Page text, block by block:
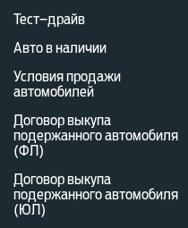
Тест–драйв
Авто в наличии
Условия продажи
автомобилей
Договор выкупа
подержанного автомобиля
(ФЛ)
Договор выкупа
подержанного автомобиля
(ЮЛ)